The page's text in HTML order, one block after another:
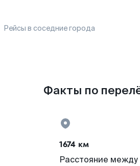
Рейсы в соседние города
Факты по
1674 км
Расстояние между